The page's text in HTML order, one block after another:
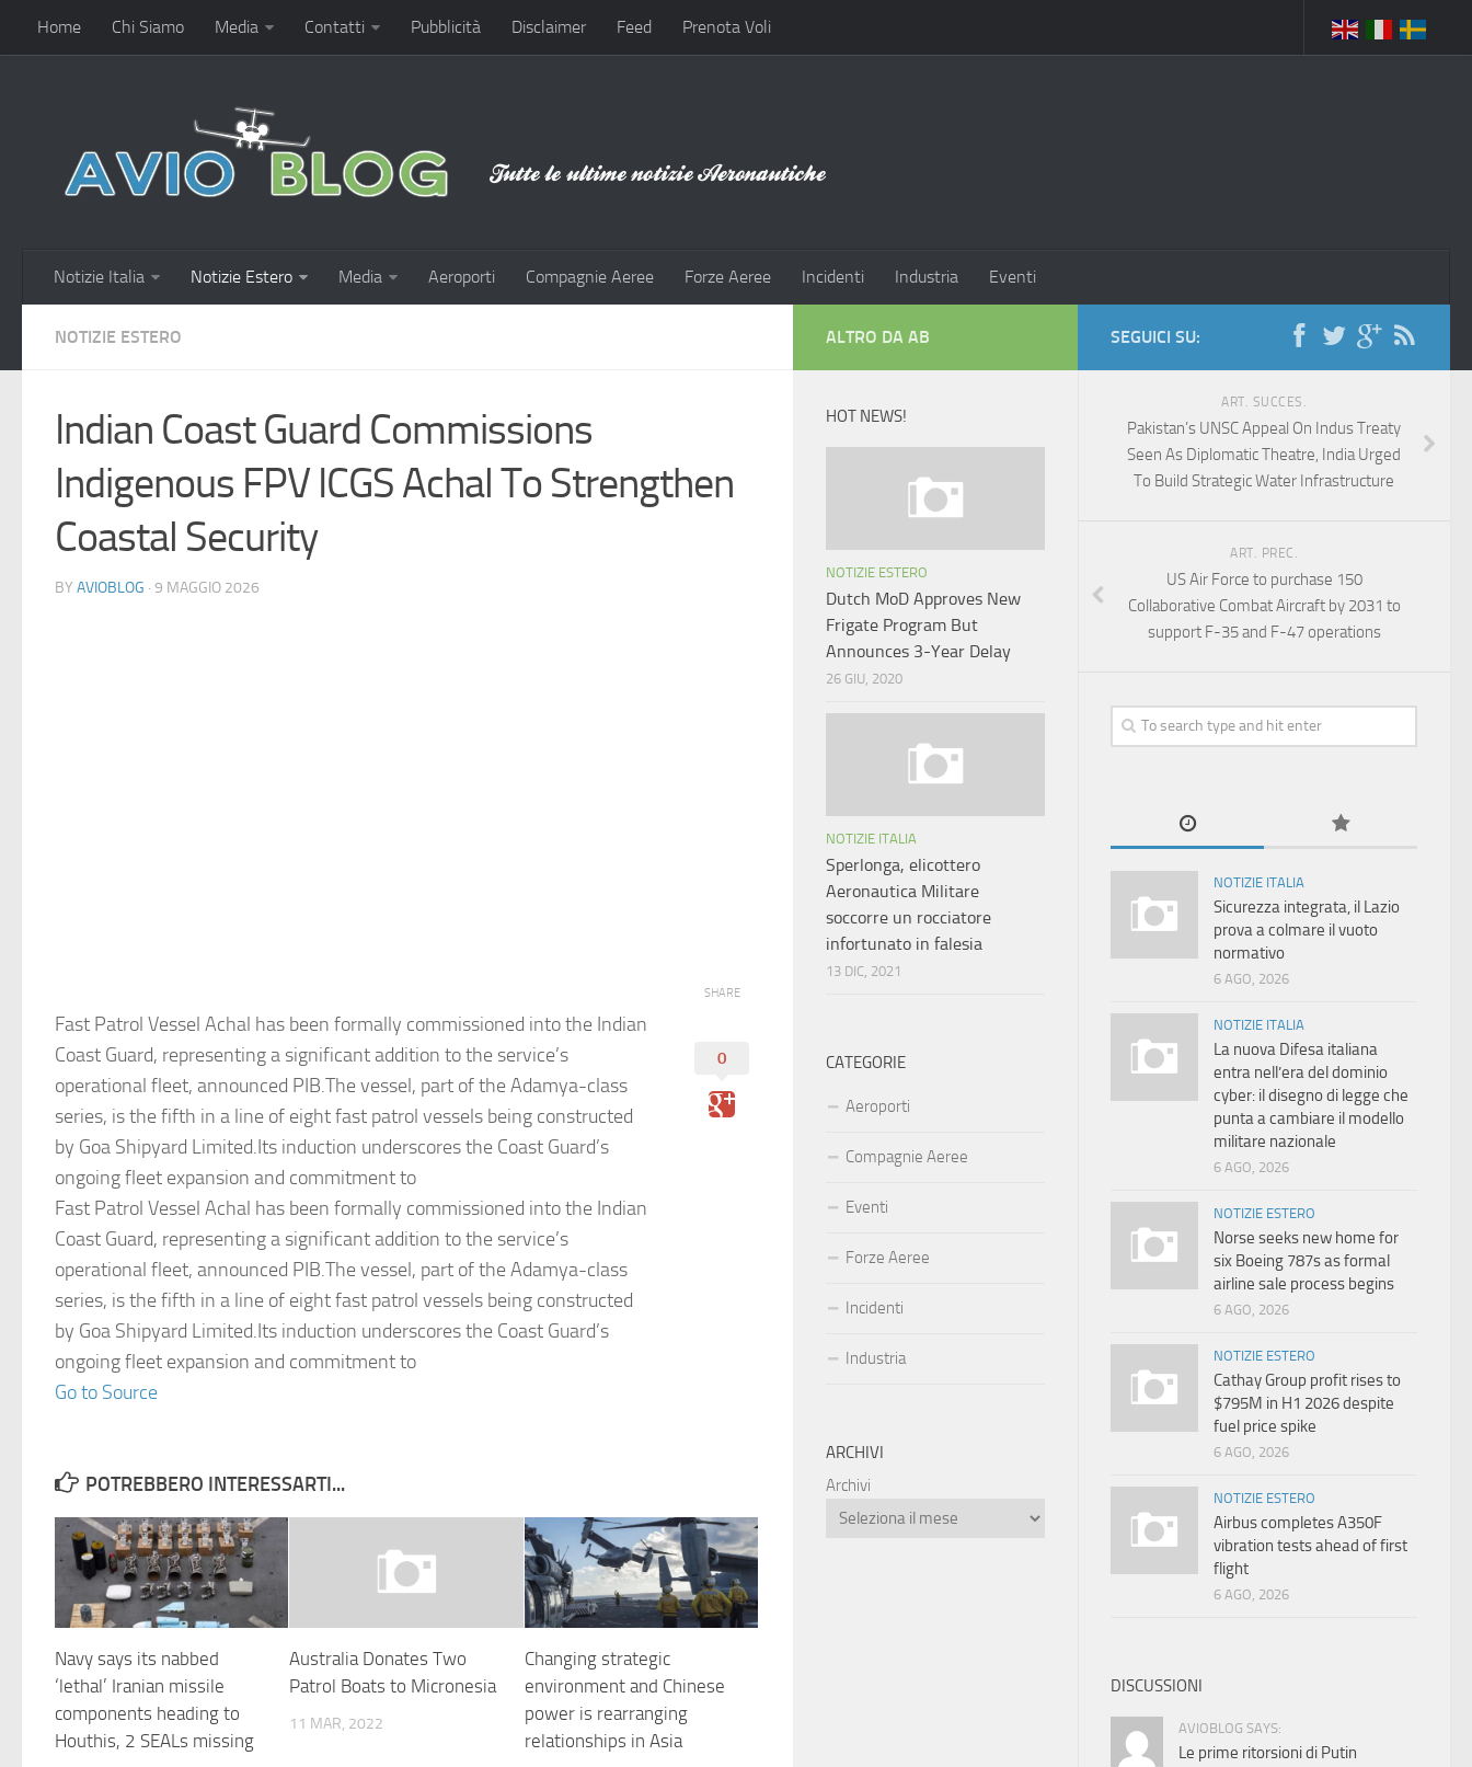
Home Chi Siamo Media Contatti Pubblicità Disclaimer Feed Prenota Voli
Notizie Italia Notizie Estero Media Aeroporti Compagnie Aeree Forze Aeree Incidenti Industria Eventi
NOTIZIE ESTERO
Indian Coast Guard Commissions
Indigenous FPV ICGS Achal To Strengthen
Coastal Security
BY AVIOBLOG · 9 MAGGIO 2026
Fast Patrol Vessel Achal has been formally commissioned into the Indian
Coast Guard, representing a significant addition to the service’s
operational fleet, announced PIB.The vessel, part of the Adamya-class
series, is the fifth in a line of eight fast patrol vessels being constructed
by Goa Shipyard Limited.Its induction underscores the Coast Guard’s
ongoing fleet expansion and commitment to
Fast Patrol Vessel Achal has been formally commissioned into the Indian
Coast Guard, representing a significant addition to the service’s
operational fleet, announced PIB.The vessel, part of the Adamya-class
series, is the fifth in a line of eight fast patrol vessels being constructed
by Goa Shipyard Limited.Its induction underscores the Coast Guard’s
ongoing fleet expansion and commitment to
Go to Source
SHARE
0
POTREBBERO INTERESSARTI...
Navy says its nabbed
‘lethal’ Iranian missile
components heading to
Houthis, 2 SEALs missing
Australia Donates Two
Patrol Boats to Micronesia
11 MAR, 2022
Changing strategic
environment and Chinese
power is rearranging
relationships in Asia
SEGUICI SU:
ART. SUCCES.
Pakistan’s UNSC Appeal On Indus Treaty
Seen As Diplomatic Theatre, India Urged
To Build Strategic Water Infrastructure
ART. PREC.
US Air Force to purchase 150
Collaborative Combat Aircraft by 2031 to
support F-35 and F-47 operations
NOTIZIE ITALIA
Sicurezza integrata, il Lazio
prova a colmare il vuoto
normativo
6 AGO, 2026
NOTIZIE ITALIA
La nuova Difesa italiana
entra nell’era del dominio
cyber: il disegno di legge che
punta a cambiare il modello
militare nazionale
6 AGO, 2026
NOTIZIE ESTERO
Norse seeks new home for
six Boeing 787s as formal
airline sale process begins
6 AGO, 2026
NOTIZIE ESTERO
Cathay Group profit rises to
$795M in H1 2026 despite
fuel price spike
6 AGO, 2026
NOTIZIE ESTERO
Airbus completes A350F
vibration tests ahead of first
flight
6 AGO, 2026
DISCUSSIONI
AVIOBLOG SAYS:
Le prime ritorsioni di Putin
ALTRO DA AB
HOT NEWS!
NOTIZIE ESTERO
Dutch MoD Approves New
Frigate Program But
Announces 3-Year Delay
26 GIU, 2020
NOTIZIE ITALIA
Sperlonga, elicottero
Aeronautica Militare
soccorre un rocciatore
infortunato in falesia
13 DIC, 2021
CATEGORIE
Aeroporti
Compagnie Aeree
Eventi
Forze Aeree
Incidenti
Industria
ARCHIVI
Archivi